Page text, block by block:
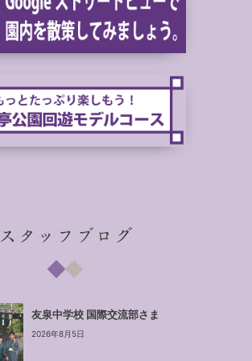
スタッフブログ
友泉中学校 国際交流部さま
2026年8月5日